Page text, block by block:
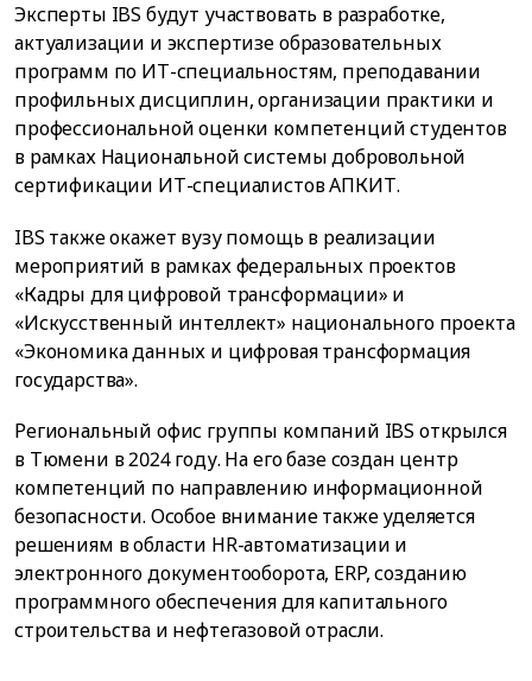
Эксперты IBS будут участвовать в разработке,
актуализации и экспертизе образовательных
программ по ИТ-специальностям, преподавании
профильных дисциплин, организации практики и
профессиональной оценки компетенций студентов
в рамках Национальной системы добровольной
сертификации ИТ-специалистов АПКИТ.
IBS также окажет вузу помощь в реализации
мероприятий в рамках федеральных проектов
«Кадры для цифровой трансформации» и
«Искусственный интеллект» национального проекта
«Экономика данных и цифровая трансформация
государства».
Региональный офис группы компаний IBS открылся
в Тюмени в 2024 году. На его базе создан центр
компетенций по направлению информационной
безопасности. Особое внимание также уделяется
решениям в области HR-автоматизации и
электронного документооборота, ERP, созданию
программного обеспечения для капитального
строительства и нефтегазовой отрасли.